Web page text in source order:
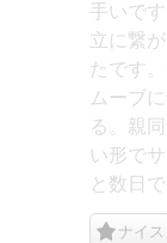
手いで
立に繋
たです
ムーブ
る。親
い形で
と数日
ナイス